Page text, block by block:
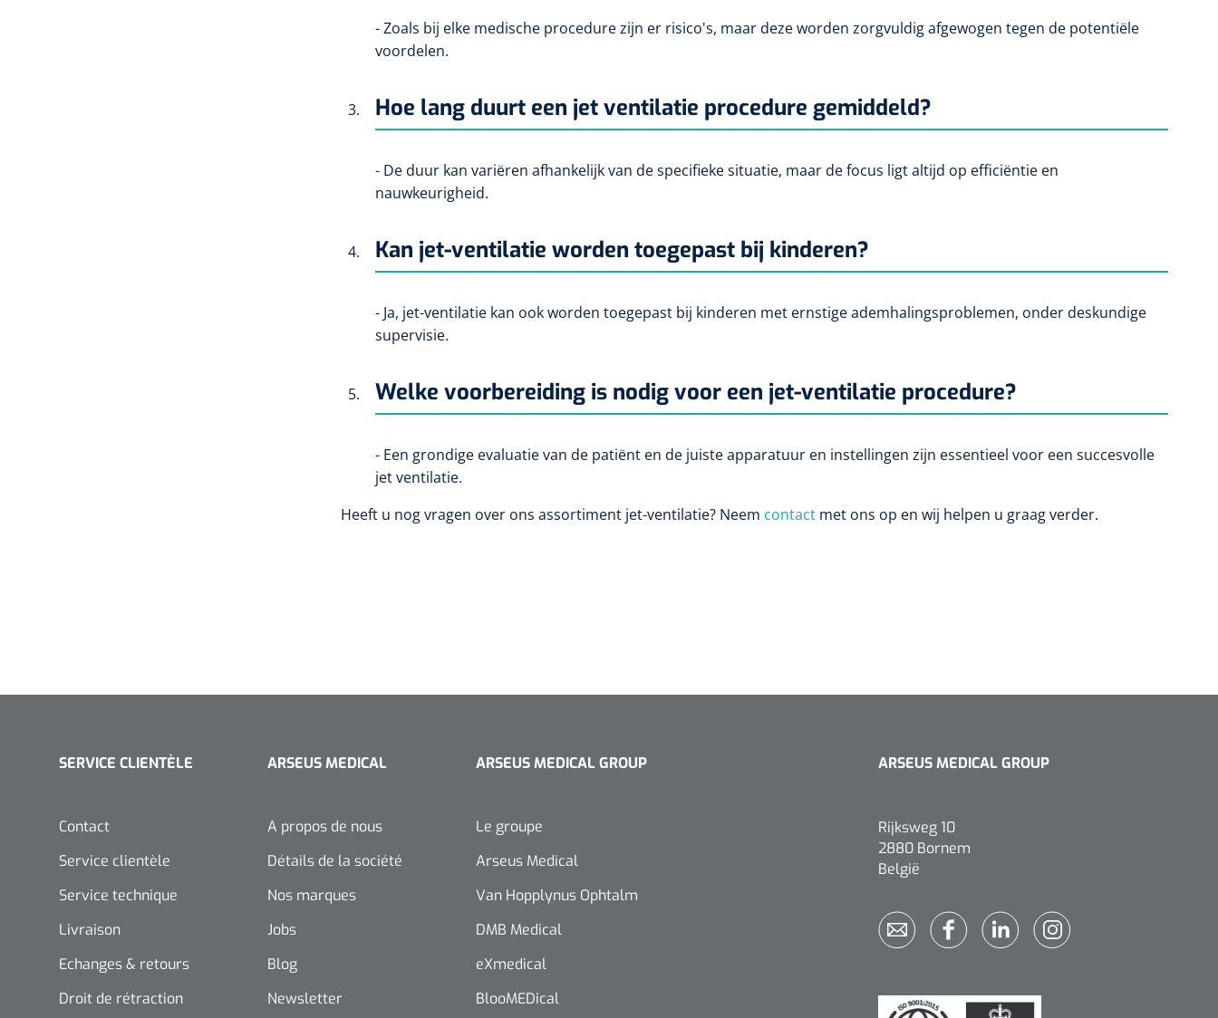
- Zoals bij elke medische procedure zijn er risico's, maar deze worden zorgvuldig afgewogen tegen de potentiële
voordelen.
Hoe lang duurt een jet ventilatie procedure gemiddeld?
- De duur kan variëren afhankelijk van de specifieke situatie, maar de focus ligt altijd op efficiëntie en
nauwkeurigheid.
Kan jet-ventilatie worden toegepast bij kinderen?
- Ja, jet-ventilatie kan ook worden toegepast bij kinderen met ernstige ademhalingsproblemen, onder deskundige
supervisie.
Welke voorbereiding is nodig voor een jet-ventilatie procedure?
- Een grondige evaluatie van de patiënt en de juiste apparatuur en instellingen zijn essentieel voor een succesvolle
jet ventilatie.
Heeft u nog vragen over ons assortiment jet-ventilatie? Neem contact met ons op en wij helpen u graag verder.
SERVICE CLIENTÈLE
Contact
Service clientèle
Service technique
Livraison
Echanges & retours
Droit de rétraction
ARSEUS MEDICAL
A propos de nous
Détails de la société
Nos marques
Jobs
Blog
Newsletter
ARSEUS MEDICAL GROUP
Le groupe
Arseus Medical
Van Hopplynus Ophtalm
DMB Medical
eXmedical
BlooMEDical
ARSEUS MEDICAL GROUP
Rijksweg 10
2880 Bornem
België